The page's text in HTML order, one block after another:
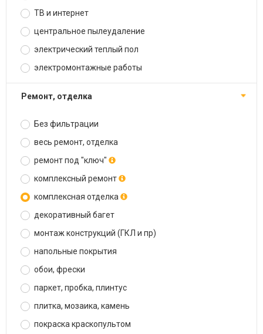
ТВ и интернет
центральное пылеудаление
электрический теплый пол
электромонтажные работы
ремонт, отделка
Без фильтрации
весь ремонт, отделка
ремонт под "ключ"
комплексный ремонт
комплексная отделка
декоративный багет
монтаж конструкций (ГКЛ и пр)
напольные покрытия
обои, фрески
паркет, пробка, плинтус
плитка, мозаика, камень
покраска краскопультом